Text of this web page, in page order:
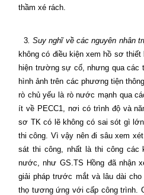
thầm xé rách.
3. Suy nghĩ về các nguyên nhân
không có điều kiện xem hồ sơ
hiện trường sự cố, nhưng qua các
hình ảnh trên các phương tiện
rò chủ yếu là rò nước mạnh qua
ít về PECC1, nơi có trình độ và
sơ TK có lẽ không có sai sót gì
thi công. Vì vậy nên đi sâu xem
sát thi công, nhất là thi công các
nước, như GS.TS Hồng đã nhận
giải pháp trước mắt và lâu dài
thọ tương ứng với cấp công trình.